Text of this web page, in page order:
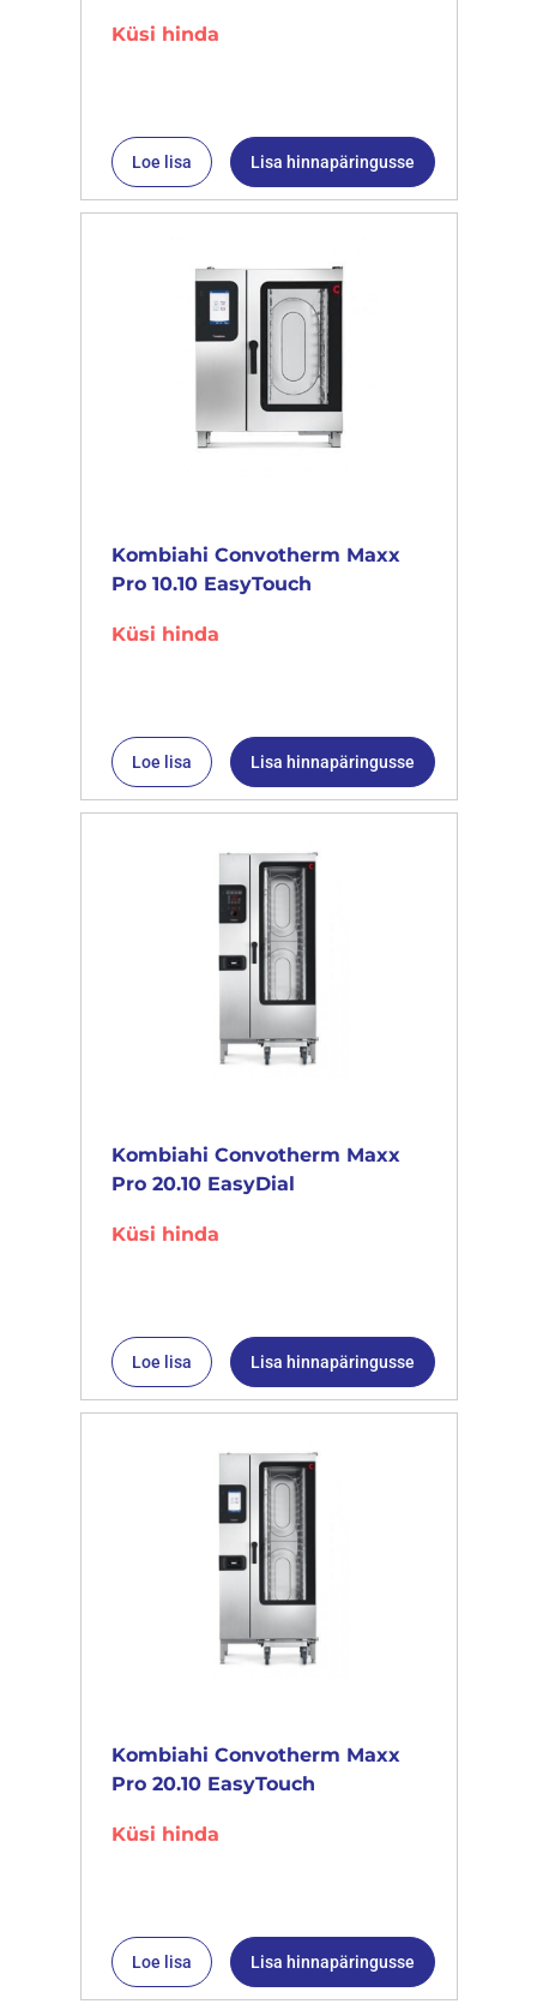
Küsi hinda
Loe lisa Lisa hinnapäringusse
Kombiahi Convotherm Maxx
Pro 10.10 EasyTouch
Küsi hinda
Loe lisa Lisa hinnapäringusse
Kombiahi Convotherm Maxx
Pro 20.10 EasyDial
Küsi hinda
Loe lisa Lisa hinnapäringusse
Kombiahi Convotherm Maxx
Pro 20.10 EasyTouch
Küsi hinda
Loe lisa Lisa hinnapäringusse